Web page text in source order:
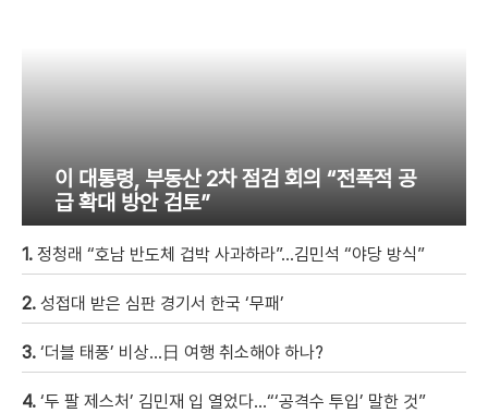
이 대통령, 부동산 2차 점검 회의 “전폭적 공
급 확대 방안 검토”
1. 정청래 “호남 반도체 겁박 사과하라”…김민석 “야당 방식”
2. 성접대 받은 심판 경기서 한국 ‘무패’
3. ‘더블 태풍’ 비상…日 여행 취소해야 하나?
4. ‘두 팔 제스처’ 김민재 입 열었다…“‘공격수 투입’ 말한 것”